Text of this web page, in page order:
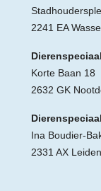
2241 EA
Korte Baan 18
2632 GK
Ina Boudier-
2331 AX Leiden